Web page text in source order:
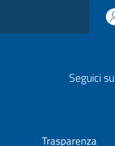
Seguici su
Trasparenza